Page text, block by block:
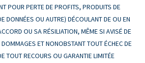
POUR PERTE DE PROFITS, PRODUITS DE
DONNÉES OU AUTRE) DÉCOULANT DE OU EN
OU SA RÉSILIATION, MÊME SI AVISÉ DE
ET NONOBSTANT TOUT ÉCHEC DE
TOUT RECOURS OU GARANTIE LIMITÉE